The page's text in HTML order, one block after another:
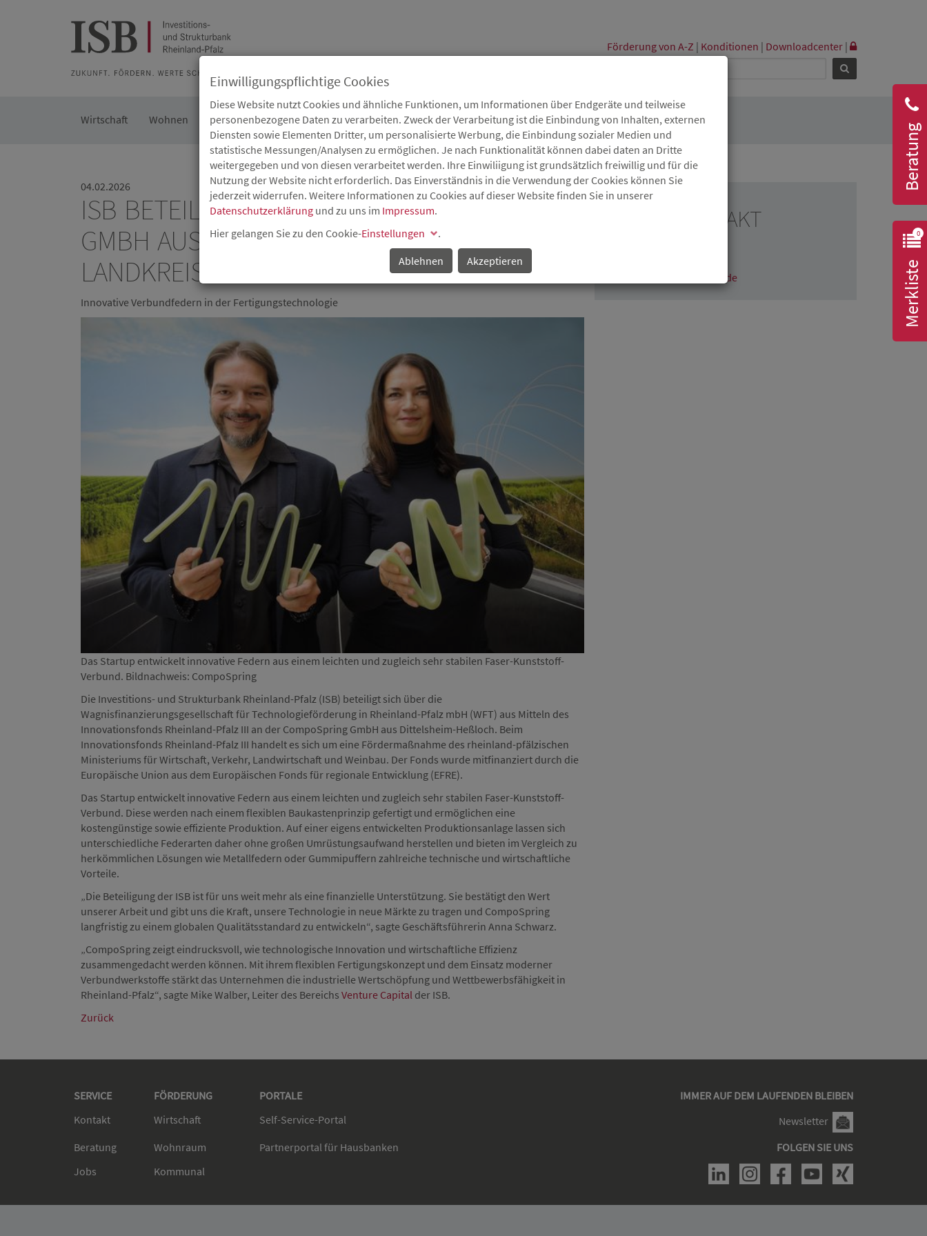
Förderung von A-Z | Konditionen | Downloadcenter |
Wirtschaft Wohnen Kommunal Die ISB Karriere Service Aktuelles
Beratung
0
Merkliste
04.02.2026
ISB BETEILIGT SICH AN DER COMPOSPRING
GMBH AUS DITTELSHEIM-HESSLOCH IM L
ANDKREIS ALZEY-WORMS
Innovative Verbundfedern in der Fertigungstechnologie
Das Startup entwickelt innovative Federn aus einem leichten und zugleich sehr stabilen Faser-Kunststoff-
Verbund. Bildnachweis: CompoSpring
Die Investitions- und Strukturbank Rheinland-Pfalz (ISB) beteiligt sich über die
Wagnisfinanzierungsgesellschaft für Technologieförderung in Rheinland-Pfalz mbH (WFT) aus Mitteln des
Innovationsfonds Rheinland-Pfalz III an der CompoSpring GmbH aus Dittelsheim-Heßloch. Beim
Innovationsfonds Rheinland-Pfalz III handelt es sich um eine Fördermaßnahme des rheinland-pfälzischen
Ministeriums für Wirtschaft, Verkehr, Landwirtschaft und Weinbau. Der Fonds wurde mitfinanziert durch die
Europäische Union aus dem Europäischen Fonds für regionale Entwicklung (EFRE).
Das Startup entwickelt innovative Federn aus einem leichten und zugleich sehr stabilen Faser-Kunststoff-
Verbund. Diese werden nach einem flexiblen Baukastenprinzip gefertigt und ermöglichen eine
kostengünstige sowie effiziente Produktion. Auf einer eigens entwickelten Produktionsanlage lassen sich
unterschiedliche Federarten daher ohne großen Umrüstungsaufwand herstellen und bieten im Vergleich zu
herkömmlichen Lösungen wie Metallfedern oder Gummipuffern zahlreiche technische und wirtschaftliche
Vorteile.
„Die Beteiligung der ISB ist für uns weit mehr als eine finanzielle Unterstützung. Sie bestätigt den Wert
unserer Arbeit und gibt uns die Kraft, unsere Technologie in neue Märkte zu tragen und CompoSpring
langfristig zu einem globalen Qualitätsstandard zu entwickeln“, sagte Geschäftsführerin Anna Schwarz.
„CompoSpring zeigt eindrucksvoll, wie technologische Innovation und wirtschaftliche Effizienz
zusammengedacht werden können. Mit ihrem flexiblen Fertigungskonzept und dem Einsatz moderner
Verbundwerkstoffe stärkt das Unternehmen die industrielle Wertschöpfung und Wettbewerbsfähigkeit in
Rheinland-Pfalz“, sagte Mike Walber, Leiter des Bereichs Venture Capital der ISB.
Zurück
PRESSEKONTAKT
fabian.maier@isb.rlp.de
SERVICE FÖRDERUNG PORTALE
IMMER AUF DEM LAUFENDEN BLEIBEN
Kontakt
Wirtschaft Self-Service-Portal
Newsletter
Beratung
Wohnraum Partnerportal für Hausbanken
FOLGEN SIE UNS
Jobs
Kommunal
Einwilligungspflichtige Cookies
Diese Website nutzt Cookies und ähnliche Funktionen, um Informationen über Endgeräte und teilweise
personenbezogene Daten zu verarbeiten. Zweck der Verarbeitung ist die Einbindung von Inhalten, externen
Diensten sowie Elementen Dritter, um personalisierte Werbung, die Einbindung sozialer Medien und
statistische Messungen/Analysen zu ermöglichen. Je nach Funktionalität können dabei daten an Dritte
weitergegeben und von diesen verarbeitet werden. Ihre Einwiliigung ist grundsätzlich freiwillig und für die
Nutzung der Website nicht erforderlich. Das Einverständnis in die Verwendung der Cookies können Sie
jederzeit widerrufen. Weitere Informationen zu Cookies auf dieser Website finden Sie in unserer
Datenschutzerklärung und zu uns im Impressum.
Hier gelangen Sie zu den Cookie-Einstellungen
.
Ablehnen
Akzeptieren